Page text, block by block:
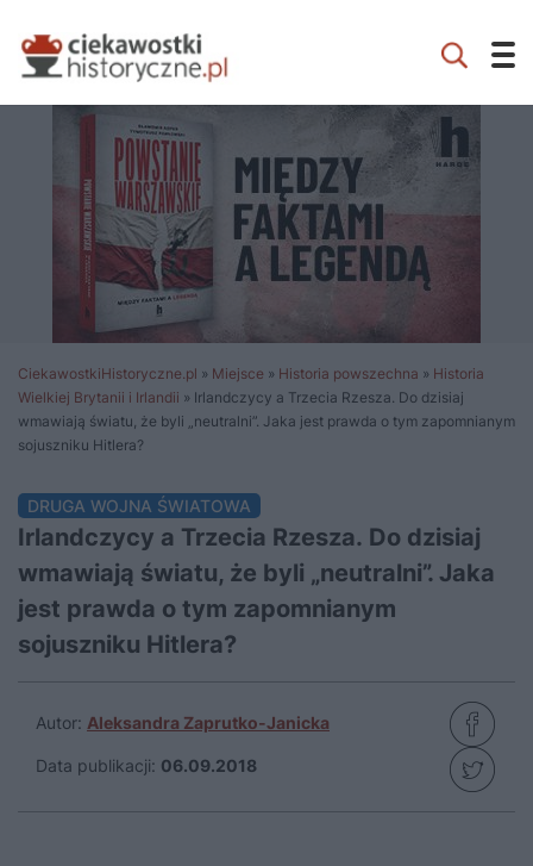
CiekawostkiHistoryczne.pl » Miejsce » Historia powszechna » Historia
Wielkiej Brytanii i Irlandii » Irlandczycy a Trzecia Rzesza. Do dzisiaj
wmawiają światu, że byli „neutralni”. Jaka jest prawda o tym zapomnianym
sojuszniku Hitlera?
DRUGA WOJNA ŚWIATOWA
Irlandczycy a Trzecia Rzesza. Do dzisiaj
wmawiają światu, że byli „neutralni”. Jaka
jest prawda o tym zapomnianym
sojuszniku Hitlera?
Autor: Aleksandra Zaprutko-Janicka
Data publikacji: 06.09.2018